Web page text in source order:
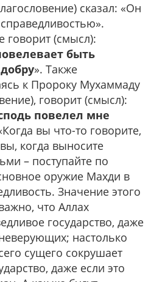
сказал: «Он
(смысл):
быть
». Также
к Пророку Мухаммаду
говорит (смысл):
повелел мне
вы что-то говорите,
когда выносите
– поступайте по
оружие Махди в
Значение этого
что Аллах
государство, даже
настолько
сущего сокрушает
даже если это